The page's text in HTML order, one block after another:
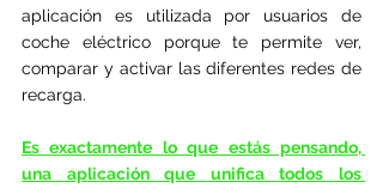
aplicación es utilizada por usuarios de
coche eléctrico porque te permite ver,
comparar y activar las diferentes redes de
recarga.
Es exactamente lo que estás pensando,
una aplicación que unifica todos los